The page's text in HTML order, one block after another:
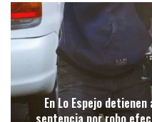
En Lo Espejo
sentencia por robo